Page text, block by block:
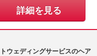
詳細を見る
ウェディングサービスのヘア